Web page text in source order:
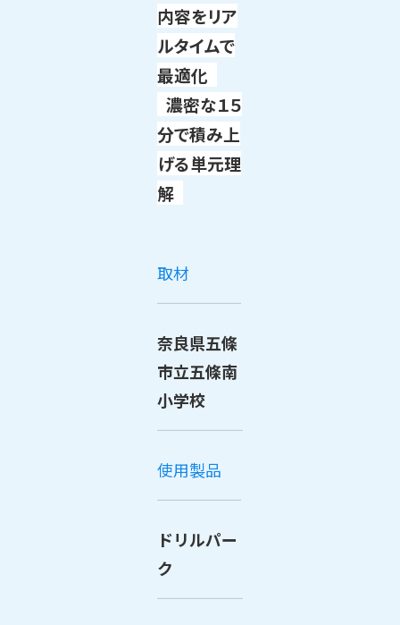
内容をリア
ルタイムで
最適化
濃密な１５
分で積み上
げる単元理
解
取材
奈良県五條
市立五條南
小学校
使用製品
ドリルパー
ク